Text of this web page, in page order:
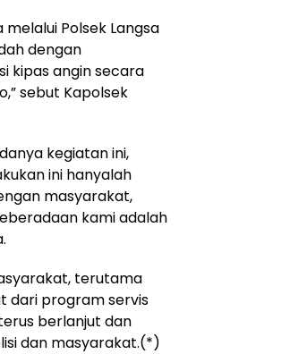
Polsek Langsa
dengan
kipas angin secara
sebut Kapolsek
kegiatan ini,
ini hanyalah
masyarakat,
kami adalah
terutama
dari program servis
berlanjut dan
dan masyarakat.(*)